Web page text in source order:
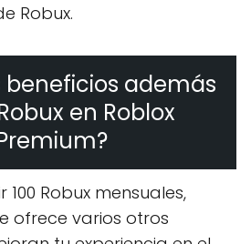
Robux.
beneficios además
en Roblox
Robux mensuales,
ofrece varios otros